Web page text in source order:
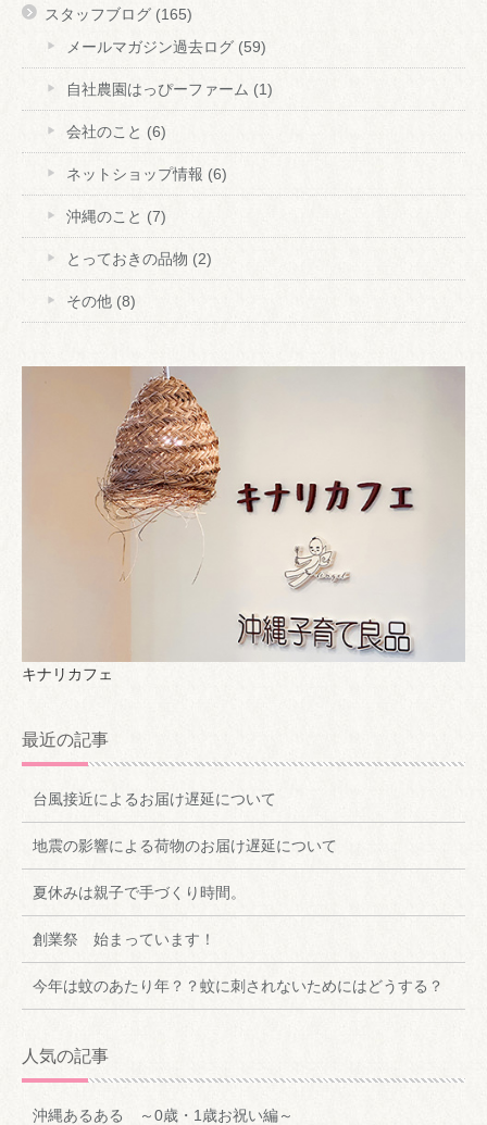
スタッフブログ (165)
メールマガジン過去ログ (59)
自社農園はっぴーファーム (1)
会社のこと (6)
ネットショップ情報 (6)
沖縄のこと (7)
とっておきの品物 (2)
その他 (8)
キナリカフェ
最近の記事
台風接近によるお届け遅延について
地震の影響による荷物のお届け遅延について
夏休みは親子で手づくり時間。
創業祭 始まっています！
今年は蚊のあたり年？？蚊に刺されないためにはどうする？
人気の記事
沖縄あるある ～0歳・1歳お祝い編～